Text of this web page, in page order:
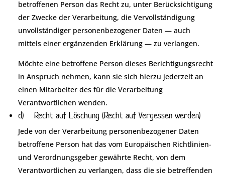
betroffenen Person das Recht zu, unter Berücksichtigung
der Zwecke der Verarbeitung, die Vervollständigung
unvollständiger personenbezogener Daten — auch
mittels einer ergänzenden Erklärung — zu verlangen.
Möchte eine betroffene Person dieses Berichtigungsrecht
in Anspruch nehmen, kann sie sich hierzu jederzeit an
einen Mitarbeiter des für die Verarbeitung
Verantwortlichen wenden.
d) Recht auf Löschung (Recht auf Vergessen werden)
Jede von der Verarbeitung personenbezogener Daten
betroffene Person hat das vom Europäischen Richtlinien-
und Verordnungsgeber gewährte Recht, von dem
Verantwortlichen zu verlangen, dass die sie betreffenden